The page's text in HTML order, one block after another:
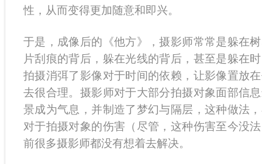
性，从而变得更加随意和即兴。
于是，成像后的《他方》，摄影师常常是躲在
片刮痕的背后，躲在光线的背后，甚至是躲在
拍摄消弭了影像对于时间的依赖，让影像置放
去很合理。摄影师对于大部分拍摄对象面部信
景成为气息，并制造了梦幻与隔层，这种做法
对于拍摄对象的伤害（尽管，这种伤害至今没
前很多摄影师都没有想着去解决。